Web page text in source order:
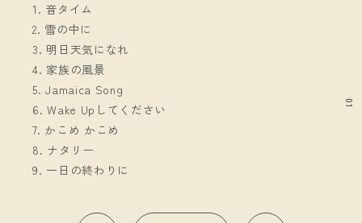
01
1. 音タイム
2. 雪の中に
3. 明日天気になれ
4. 家族の風景
5. Jamaica Song
6. Wake Upしてください
7. かこめ かこめ
8. ナタリー
9. 一日の終わりに